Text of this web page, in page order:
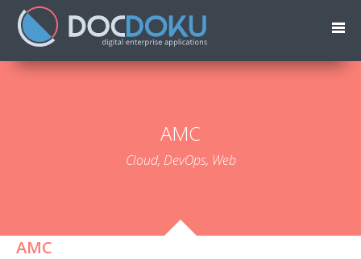
AMC
Cloud, DevOps, Web
AMC